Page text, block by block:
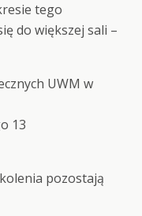
tego
do większej sali –
UWM w
13
pozostają